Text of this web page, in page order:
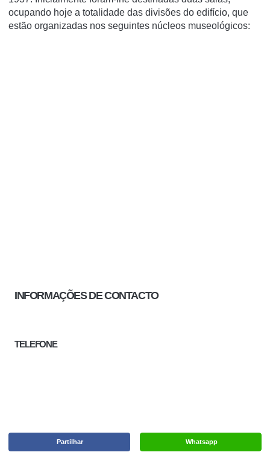
ocupando hoje a totalidade das divisões do edifício, que
estão organizadas nos seguintes núcleos museológicos:
INFORMAÇÕES DE CONTACTO
TELEFONE
Whatsapp
Partilhar